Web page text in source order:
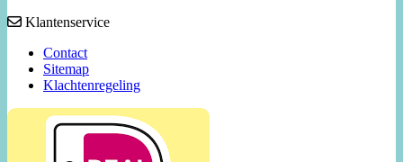
Klantenservice
Contact
Sitemap
Klachtenregeling